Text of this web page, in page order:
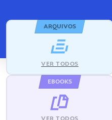
ARQUIVOS
VER TODOS
EBOOKS